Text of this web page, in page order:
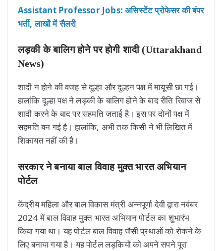
Assistant Professor Jobs: असिस्टेंट प्रोफेसर की बंपर
भर्ती, लाखों में सैलरी
लड़की के बालिग होने पर होगी शादी (Uttarakhand
News)
शादी न होने की वजह से दूल्हा और दुल्हन पक्ष में मायूसी छा गई।
हालांकि दूल्हा पक्ष ने लड़की के बालिग होने के बाद रीति रिवाज से
शादी करने के बाद पर सहमति जताई है। इस पर दोनों पक्ष में
सहमति बन गई है। हालांकि, अभी तक किसी ने भी लिखित में
शिकायत नहीं की है।
सरकार ने बनाया बाल विवाह मुक्त भारत अभियान
पोर्टल
केंद्रीय महिला और बाल विकास मंत्री अन्नपूर्णा देवी द्वारा नवंबर
2024 में बाल विवाह मुक्त भारत अभियान पोर्टल का शुभारंभ
किया गया था। यह पोर्टल बाल विवाह जैसी प्रथाओं को रोकने के
लिए बनाया गया है। यह पोर्टल लड़कियों को अपने सपने पूरा